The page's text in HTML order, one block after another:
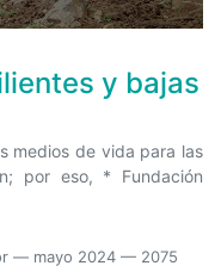
y bajas
medios de vida para las
por eso, * Fundación
— mayo 2024 — 2075